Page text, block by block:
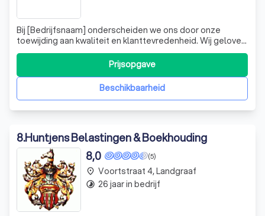
Bij [Bedrijfsnaam] onderscheiden we ons door onze
toewijding aan kwaliteit en klanttevredenheid. Wij geloven
dat elke klant unieke behoeften heeft, en daarom bieden
wij op maat gemaakte oplossingen die perfect aansluiten
bij jouw wensen. Ons team van ervaren professionals
staat klaar om je te ondersBeschikbaarheid
Prijsopgave
8.Huntjens Belastingen & Boekhouding
(5)
8,0
place Voortstraat 4, Landgraaf
timelapse 26 jaar in bedrijf